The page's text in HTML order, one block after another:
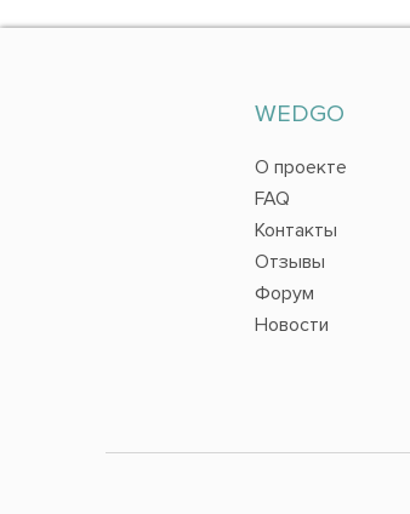
WEDGO
О проекте
FAQ
Контакты
Отзывы
Форум
Новости